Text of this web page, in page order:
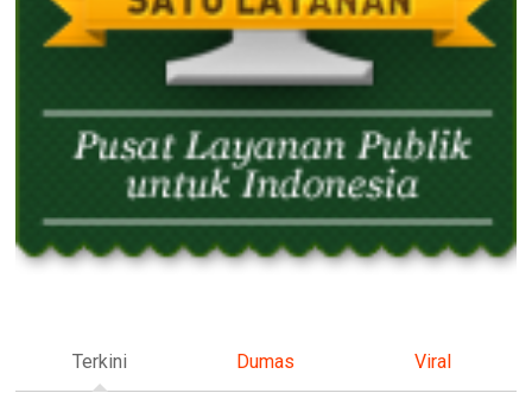
Terkini Dumas Viral